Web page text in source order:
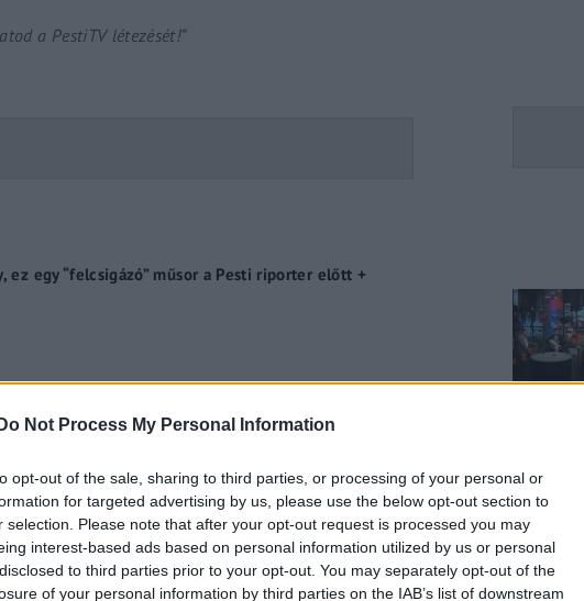
Do Not Process My Personal Information
opt-out of the sale, sharing to third parties, or processing of your personal or
for targeted advertising by us, please use the below opt-out section to
selection. Please note that after your opt-out request is processed you may
interest-based ads based on personal information utilized by us or personal
to third parties prior to your opt-out. You may separately opt-out of the
of your personal information by third parties on the IAB’s list of downstream
a PestiTV létezését!”
ez egy “felcsigázó” műsor a Pesti riporter előtt +
klipje és beszélgettünk Litkei Mátéval a vadvilág
Vivien és elindul a Pénz7 – Varga Vivien és Balogh